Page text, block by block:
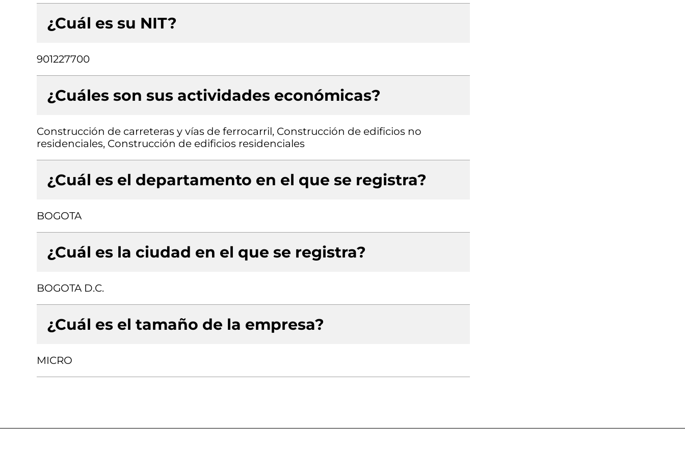
¿Cuál es su NIT?
901227700
¿Cuáles son sus actividades económicas?
Construcción de carreteras y vías de ferrocarril, Construcción de edificios no
residenciales, Construcción de edificios residenciales
¿Cuál es el departamento en el que se registra?
BOGOTA
¿Cuál es la ciudad en el que se registra?
BOGOTA D.C.
¿Cuál es el tamaño de la empresa?
MICRO